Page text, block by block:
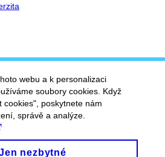
webu a k personalizaci
soubory cookies. Když
cookies", poskytnete nám
správě a analýze.
nezbytné